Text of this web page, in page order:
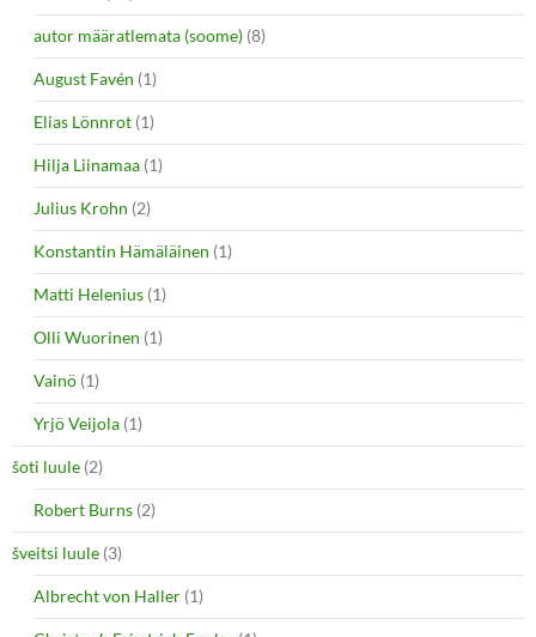
autor määratlemata (soome) (8)
August Favén (1)
Elias Lönnrot (1)
Hilja Liinamaa (1)
Julius Krohn (2)
Konstantin Hämäläinen (1)
Matti Helenius (1)
Olli Wuorinen (1)
Vainö (1)
Yrjö Veijola (1)
šoti luule (2)
Robert Burns (2)
šveitsi luule (3)
Albrecht von Haller (1)